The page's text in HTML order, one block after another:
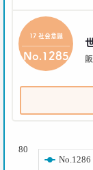
「43歳
「7つの
--日経ク
生活総研
前沢 裕文
人気コ
17 社会意識
No.1285
No.1286
80